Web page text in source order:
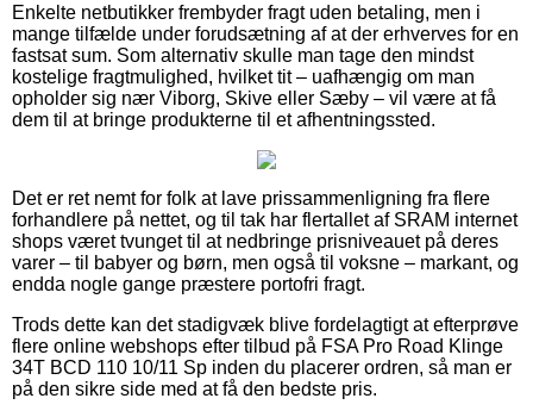
Enkelte netbutikker frembyder fragt uden betaling, men i
mange tilfælde under forudsætning af at der erhverves for en
fastsat sum. Som alternativ skulle man tage den mindst
kostelige fragtmulighed, hvilket tit – uafhængig om man
opholder sig nær Viborg, Skive eller Sæby – vil være at få
dem til at bringe produkterne til et afhentningssted.
Det er ret nemt for folk at lave prissammenligning fra flere
forhandlere på nettet, og til tak har flertallet af SRAM internet
shops været tvunget til at nedbringe prisniveauet på deres
varer – til babyer og børn, men også til voksne – markant, og
endda nogle gange præstere portofri fragt.
Trods dette kan det stadigvæk blive fordelagtigt at efterprøve
flere online webshops efter tilbud på FSA Pro Road Klinge
34T BCD 110 10/11 Sp inden du placerer ordren, så man er
på den sikre side med at få den bedste pris.